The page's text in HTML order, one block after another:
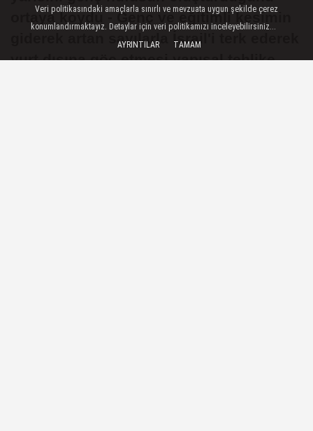
ortaya koydu - Genç ve eğitimli kesimin
giderek artan sayılarla İsrail'i terk ederek
yurt dışına göç etmesi yapısal tehlike
Veri politikasındaki amaçlarla sınırlı ve mevzuata uygun şekilde çerez
konumlandırmaktayız. Detaylar için veri politikamızı inceleyebilirsiniz...
AYRINTILAR
TAMAM